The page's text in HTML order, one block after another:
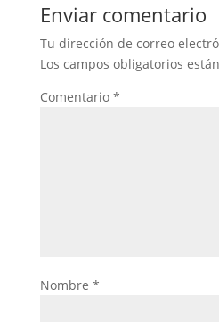
Enviar comentario
Tu dirección de correo
Los campos obligatorios
Comentario *
Nombre *